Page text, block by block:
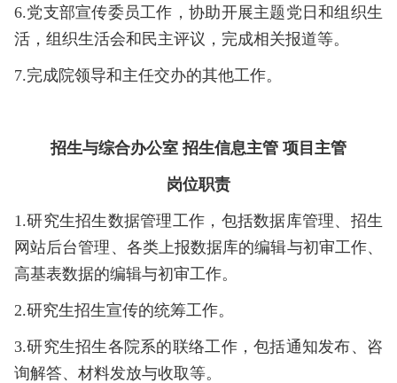
6.党支部宣传委员工作，协助开展主题党日和组织生
活，组织生活会和民主评议，完成相关报道等。
7.完成院领导和主任交办的其他工作。
招生与综合办公室 招生信息主管 项目主管
岗位职责
1.研究生招生数据管理工作，包括数据库管理、招生
网站后台管理、各类上报数据库的编辑与初审工作、
高基表数据的编辑与初审工作。
2.研究生招生宣传的统筹工作。
3.研究生招生各院系的联络工作，包括通知发布、咨
询解答、材料发放与收取等。